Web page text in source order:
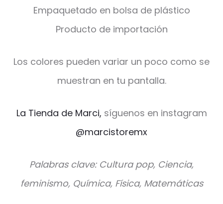
Empaquetado en bolsa de plástico
Producto de importación
Los colores pueden variar un poco como se
muestran en tu pantalla.
La Tienda de Marci, síguenos en instagram
@marcistoremx
Palabras clave: Cultura pop, Ciencia,
feminismo, Química, Física, Matemáticas